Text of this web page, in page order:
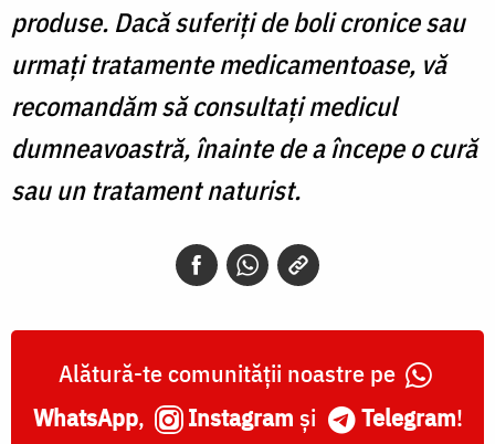
produse. Dacă suferiți de boli cronice sau
urmați tratamente medicamentoase, vă
recomandăm să consultați medicul
dumneavoastră, înainte de a începe o cură
sau un tratament naturist.
Alătură-te comunității noastre pe
WhatsApp, Instagram și Telegram!